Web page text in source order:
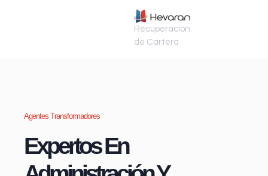
Recuperación
de Cartera
Agentes Transformadores
Expertos En